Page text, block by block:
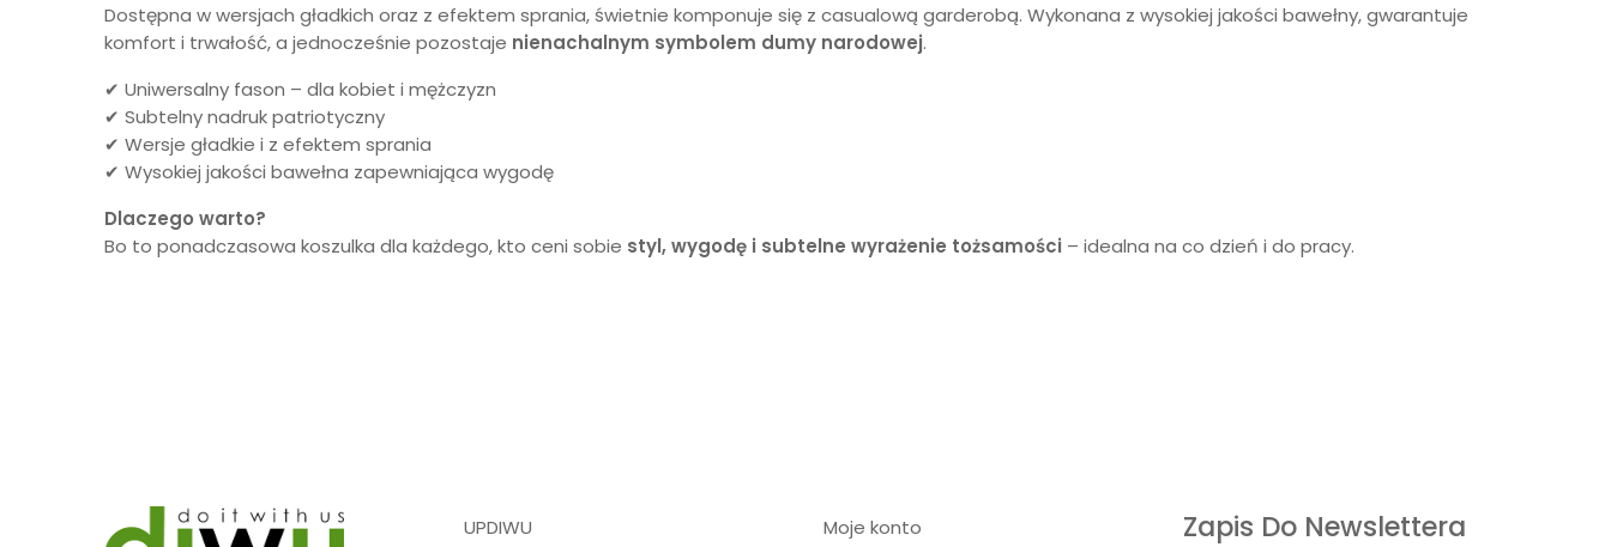
Dostępna w wersjach gładkich oraz z efektem sprania, świetnie komponuje się z casualową garderobą. Wykonana z wysokiej jakości bawełny, gwarantuje
komfort i trwałość, a jednocześnie pozostaje nienachalnym symbolem dumy narodowej.
✔ Uniwersalny fason – dla kobiet i mężczyzn
✔ Subtelny nadruk patriotyczny
✔ Wersje gładkie i z efektem sprania
✔ Wysokiej jakości bawełna zapewniająca wygodę
Dlaczego warto?
Bo to ponadczasowa koszulka dla każdego, kto ceni sobie styl, wygodę i subtelne wyrażenie tożsamości – idealna na co dzień i do pracy.
UPDIWU
Moje konto
Zapis Do Newslettera